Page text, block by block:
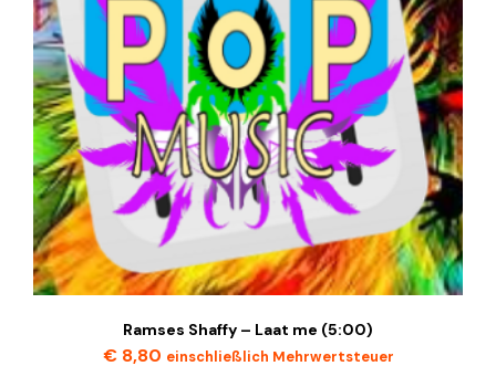
Ramses Shaffy – Laat me (5:00)
€8,80 einschließlich Mehrwertsteuer